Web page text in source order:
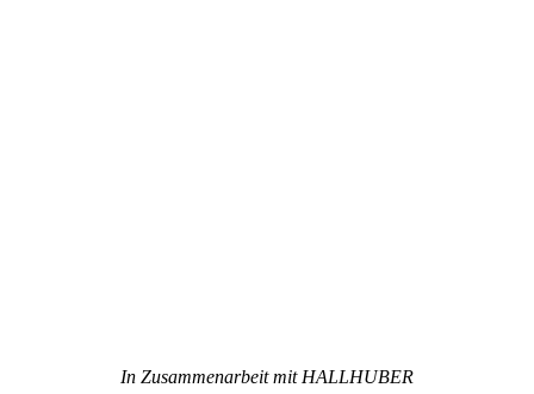
In Zusammenarbeit mit HALLHUBER